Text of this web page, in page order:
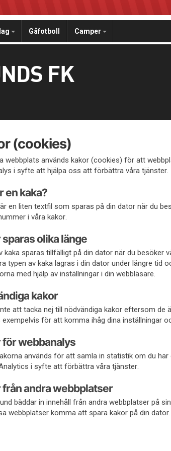
Gåfotboll Camper
FK
(cookies)
webbplats används kakor (cookies) för att
i syfte att hjälpa oss att förbättra våra tjänster.
en kaka?
en liten textfil som sparas på din dator när du
i våra kakor.
sparas olika länge
kaka sparas tillfälligt på din dator när du besöker
typen av kaka lagras i din dator under längre tid
med hjälp av inställningar i din webbläsare.
kakor
att tacka nej till nödvändiga kakor eftersom de
exempelvis för att komma ihåg dina inställningar
för webbanalys
används för att samla in statistik om du
i syfte att förbättra våra tjänster.
från andra webbplatser
bäddar in innehåll från andra webbplatser på
webbplatser komma att spara kakor på din dator.